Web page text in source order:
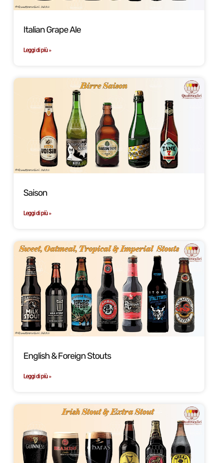
Italian Grape Ale
Leggi di più »
Saison
Leggi di più »
English & Foreign Stouts
Leggi di più »